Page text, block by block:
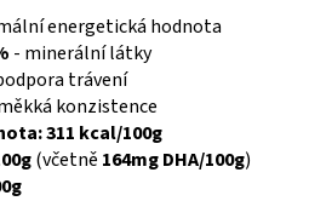
energetická hodnota
- minerální látky
trávení
konzistence
311 kcal/100g
(včetně 164mg DHA/100g)